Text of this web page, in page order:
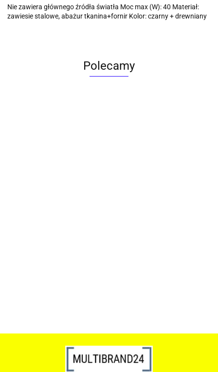
Nie zawiera głównego źródła światła Moc max (W): 40 Materiał:
zawiesie stalowe, abażur tkanina+fornir Kolor: czarny + drewniany
Polecamy